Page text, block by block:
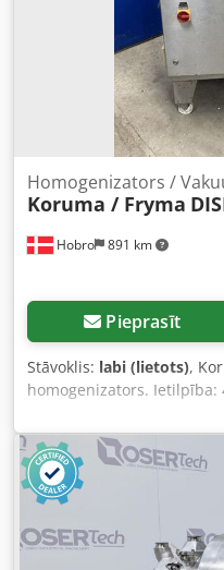
Hobro 891 km
Homogenizators /
Koruma / Fryma
Pieprasīt
Stāvoklis: labi (lietots),
homogenizators. Ietilpība:
– 0-5000 apgr./min
Dsdpfeyt Izhox Aqgjck
Materiāls: nerūsējošais
Iespējams darbs vakuumā
x Platums:105 cm x